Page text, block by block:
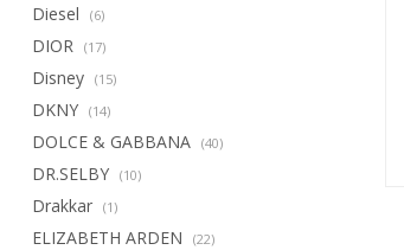
Diesel (6)
DIOR (17)
Disney (15)
DKNY (14)
DOLCE & GABBANA (40)
DR.SELBY (10)
Drakkar (1)
ELIZABETH ARDEN (22)